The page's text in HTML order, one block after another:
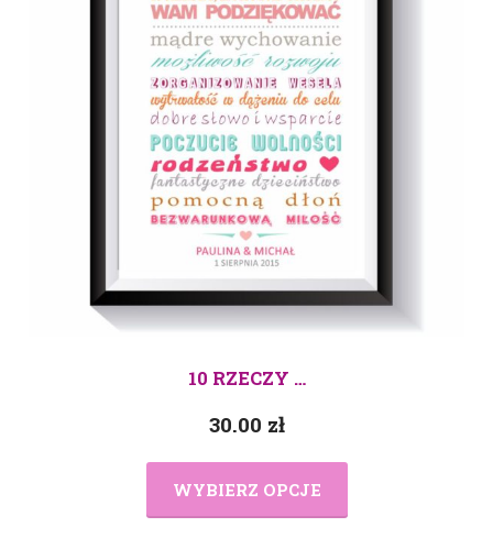
10 RZECZY …
30.00 zł
WYBIERZ OPCJE